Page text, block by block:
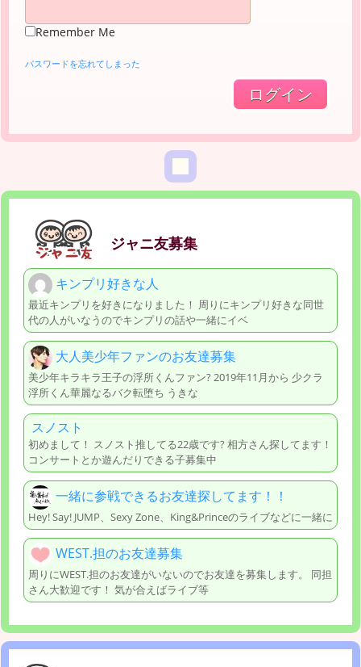
Remember Me
パスワードを忘れてしまった
ジャニ友募集
キンプリ好きな人
最近キンプリを好きになりました！ 周りにキンプリ好きな同世
代の人がいなうのでキンプリの話や一緒にイベ
大人美少年ファンのお友達募集
美少年キラキラ王子の浮所くんファン? 2019年11月から 少クラ
浮所くん華麗なるバク転堕ち うきな
スノスト
初めまして！ スノスト推してる22歳です? 相方さん探してます！
コンサートとか遊んだりできる子募集中
一緒に参戦できるお友達探してます！！
Hey! Say! JUMP、Sexy Zone、King&Princeのライブなどに一緒に
WEST.担のお友達募集
周りにWEST.担のお友達がいないのでお友達を募集します。 同担
さん大歓迎です！ 気が合えばライブ等